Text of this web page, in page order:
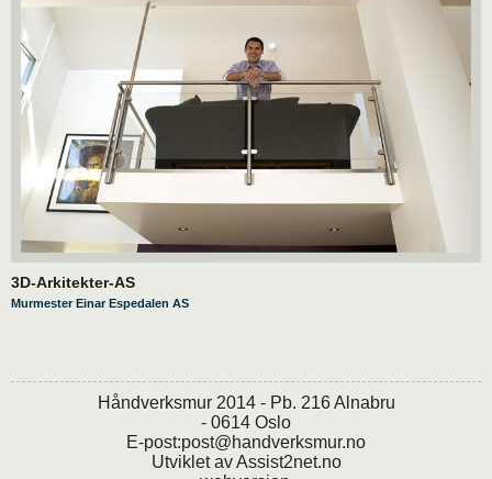
3D-Arkitekter-AS
Murmester Einar Espedalen AS
Håndverksmur 2014 - Pb. 216 Alnabru
- 0614 Oslo
E-post:post@handverksmur.no
Utviklet avAssist2net.no